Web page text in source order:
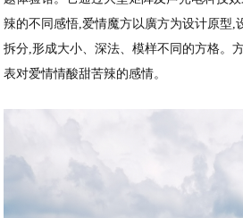
辣的不同感悟,爱情魔方以廣方为设计原型,
拆分,形成大小、深法、模样不同的方格。
表对爱情情酸甜苦辣的感情。